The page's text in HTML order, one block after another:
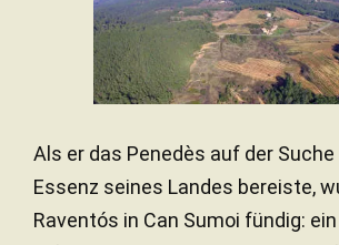
Als er das Penedès auf der
Essenz seines Landes bereiste,
Raventós in Can Sumoi fündig: